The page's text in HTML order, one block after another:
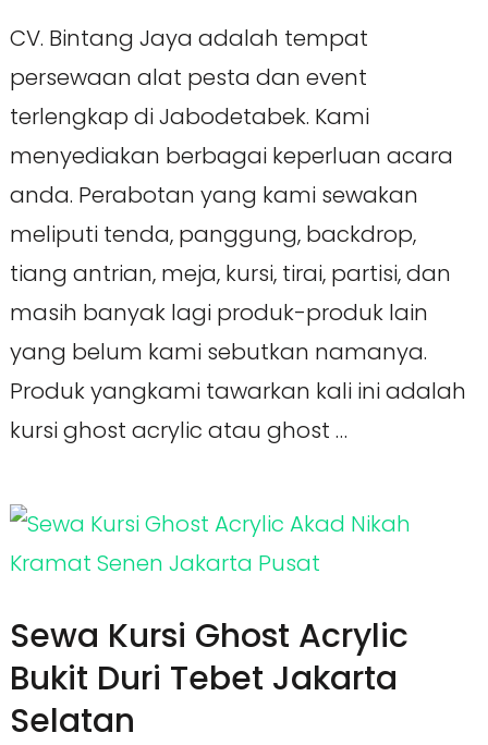
CV. Bintang Jaya adalah tempat
persewaan alat pesta dan event
terlengkap di Jabodetabek. Kami
menyediakan berbagai keperluan acara
anda. Perabotan yang kami sewakan
meliputi tenda, panggung, backdrop,
tiang antrian, meja, kursi, tirai, partisi, dan
masih banyak lagi produk-produk lain
yang belum kami sebutkan namanya.
Produk yangkami tawarkan kali ini adalah
kursi ghost acrylic atau ghost …
Sewa Kursi Ghost Acrylic
Bukit Duri Tebet Jakarta
Selatan